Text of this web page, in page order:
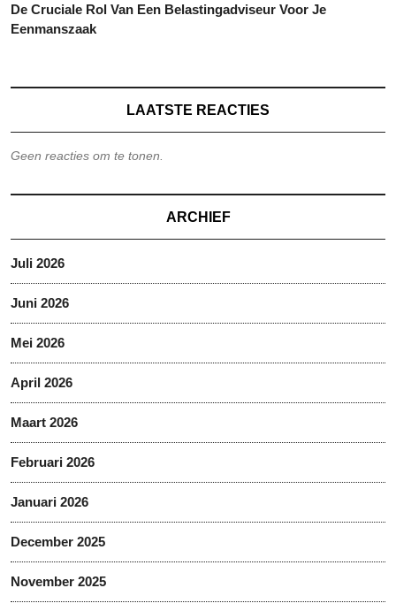
De Cruciale Rol Van Een Belastingadviseur Voor Je
Eenmanszaak
LAATSTE REACTIES
Geen reacties om te tonen.
ARCHIEF
Juli 2026
Juni 2026
Mei 2026
April 2026
Maart 2026
Februari 2026
Januari 2026
December 2025
November 2025